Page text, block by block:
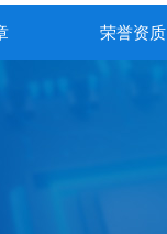
荣誉资质